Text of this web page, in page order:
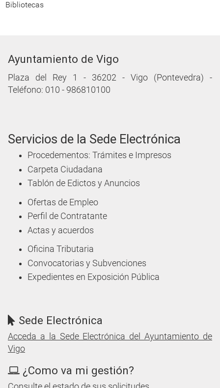
Bibliotecas
Ayuntamiento de Vigo
Plaza del Rey 1 - 36202 - Vigo (Pontevedra) -
Teléfono: 010 - 986810100
Servicios de la Sede Electrónica
Procedementos: Trámites e Impresos
Carpeta Ciudadana
Tablón de Edictos y Anuncios
Ofertas de Empleo
Perfil de Contratante
Actas y acuerdos
Oficina Tributaria
Convocatorias y Subvenciones
Expedientes en Exposición Pública
Sede Electrónica
Acceda a la Sede Electrónica del Ayuntamiento de
Vigo
¿Como va mi gestión?